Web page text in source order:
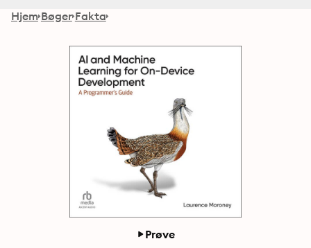
Hjem Bøger Fakta
Prøve